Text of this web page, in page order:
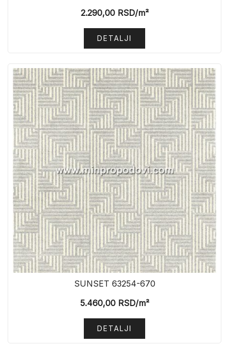
2.290,00RSD/m²
DETALJI
SUNSET 63254-670
5.460,00RSD/m²
DETALJI